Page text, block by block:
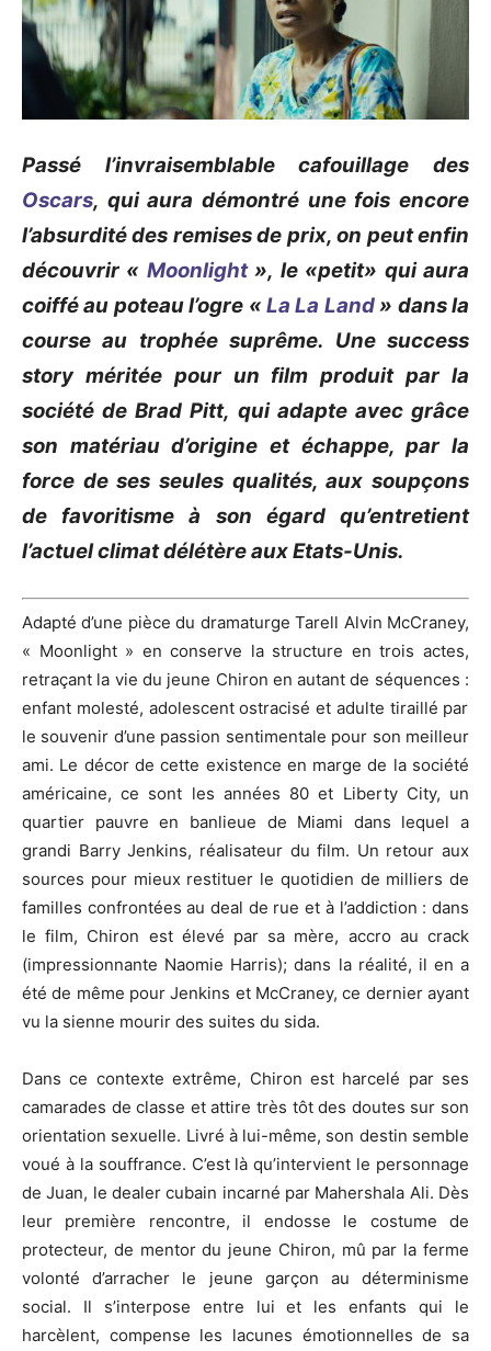
Passé l’invraisemblable cafouillage des
Oscars, qui aura démontré une fois encore
l’absurdité des remises de prix, on peut enfin
découvrir « Moonlight», le «petit» qui aura
coiffé au poteau l’ogre «La La Land» dans la
course au trophée suprême. Unesuccess
storyméritée pour un film produit par la
société de Brad Pitt, qui adapte avec grâce
son matériau d’origine et échappe, par la
force de ses seules qualités, aux soupçons
de favoritisme à son égard qu’entretient
l’actuel climat délétère aux Etats-Unis.
Adapté d’une pièce du dramaturgeTarell Alvin McCraney,
« Moonlight» en conserve la structure en trois actes,
retraçant la vie du jeune Chiron en autant de séquences :
enfant molesté, adolescent ostracisé et adulte tiraillé par
le souvenir d’une passion sentimentale pour son meilleur
ami. Le décor de cette existence en marge de la société
américaine, ce sont les années 80 et Liberty City, un
quartier pauvre en banlieue de Miami dans lequel a
grandi BarryJenkins, réalisateur du film. Un retour aux
sources pour mieux restituer le quotidien de milliers de
familles confrontées au deal de rue et à l’addiction : dans
le film, Chiron est élevé par sa mère, accro au crack
(impressionnante Naomie Harris); dans la réalité, il en a
été de même pourJenkins et McCraney, ce dernier ayant
vu la sienne mourir des suites du sida.
Dans ce contexte extrême, Chiron est harcelé par ses
camarades de classe et attire très tôt des doutes sur son
orientation sexuelle. Livré à lui-même, son destin semble
voué à la souffrance. C’est là qu’intervient le personnage
de Juan, le dealer cubain incarné par Mahershala Ali. Dès
leur première rencontre, il endosse le costume de
protecteur, de mentor du jeune Chiron, mû par la ferme
volonté d’arracher le jeune garçon au déterminisme
social. Il s’interpose entre lui et les enfants qui le
harcèlent, compense les lacunes émotionnelles de sa